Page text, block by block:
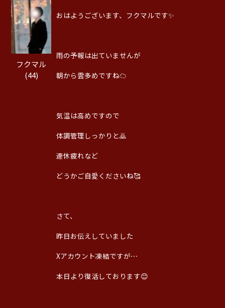
フクマル
(44)
おはようございます、フクマルです✨
雨の予報は出ていませんが
朝から雲多めですね☁️
気温は高めですので
体調管理しっかりと🙇
連休疲れなど
どうかご自愛くださいね🥰
さて、
昨日お伝えしていました
Xアカウント凍結ですが⋯
本日より復活しております😊